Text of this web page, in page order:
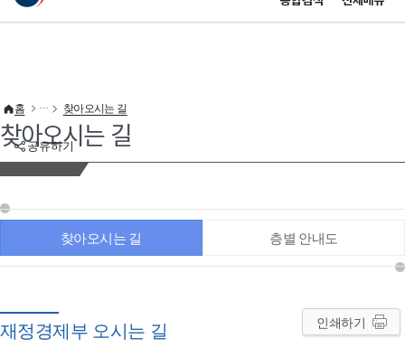
이 누리집은 대한민국 공식 전자정부 누리집입니다.
공유하기
홈 찾아오시는 길
찾아오시는 길
찾아오시는 길 층별 안내도
재정경제부 오시는 길 인쇄하기